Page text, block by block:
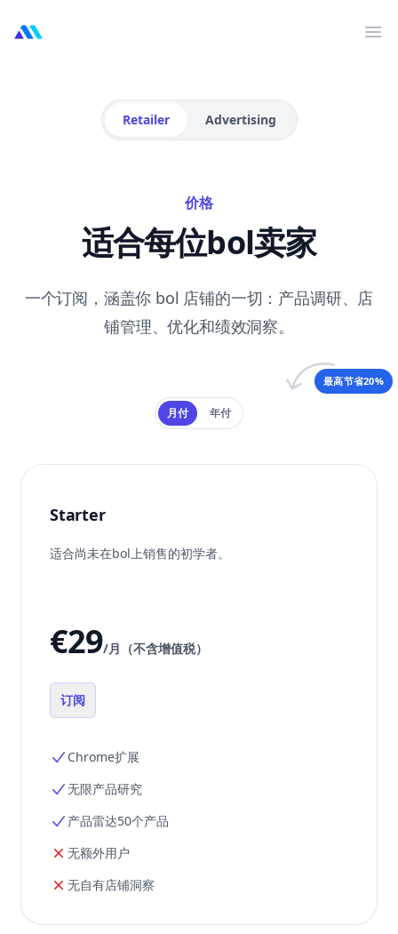
MarktMentor
打
Retailer Advertising
价格
适合每位bol卖家
一个订阅，涵盖你 bol 店铺的一切：产品调研、店
铺管理、优化和绩效洞察。
Payment frequency
月付
最高节省20%
年付
Starter
适合尚未在bol上销售的初学者。
€29/月（不含增值税）
订阅
Chrome扩展
无限产品研究
产品雷达50个产品
无额外用户
无自有店铺洞察